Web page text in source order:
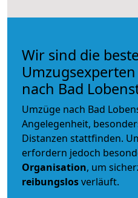
Wir sind die
nach Bad
Umzüge nach Bad
Angelegenheit,
Distanzen stattfinden.
erfordern jedoch
Organisation, um
reibungslosverläuft.